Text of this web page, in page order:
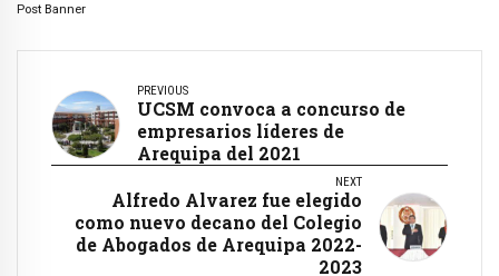
Post Banner
PREVIOUS
UCSM convoca a concurso de
empresarios líderes de
Arequipa del 2021
NEXT
Alfredo Alvarez fue elegido
como nuevo decano del Colegio
de Abogados de Arequipa 2022-
2023